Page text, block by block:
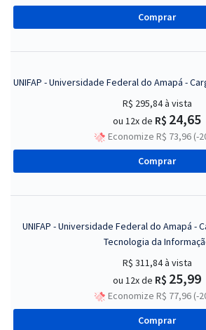
Comprar
UNIFAP - Universidade Federal do Amapá -
R$ 295,84à vista
ou 12x de R$ 24,65
Economize R$ 73,96 (-
Comprar
UNIFAP - Universidade Federal do Amapá -
Tecnologia da
R$ 311,84à vista
ou 12x de R$ 25,99
Economize R$ 77,96 (-
Comprar